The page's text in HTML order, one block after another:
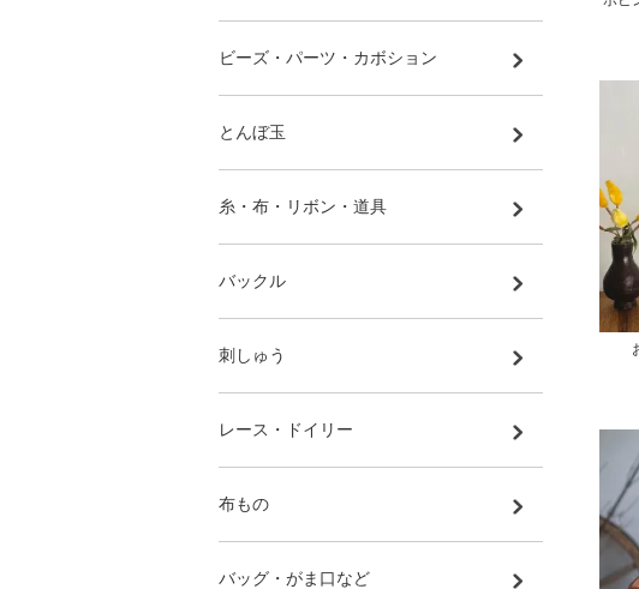
ビーズ・パーツ・カボション
とんぼ玉
糸・布・リボン・道具
バックル
刺しゅう
レース・ドイリー
布もの
バッグ・がま口など